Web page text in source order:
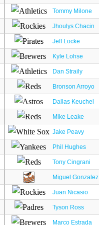
Tommy Milone
Jhoulys Chacin
Jeff Locke
Kyle Lohse
Dan Straily
Bronson Arroyo
Dallas Keuchel
Mike Leake
Jake Peavy
Phil Hughes
Tony Cingrani
Miguel Gonzalez
Juan Nicasio
Tyson Ross
Marco Estrada